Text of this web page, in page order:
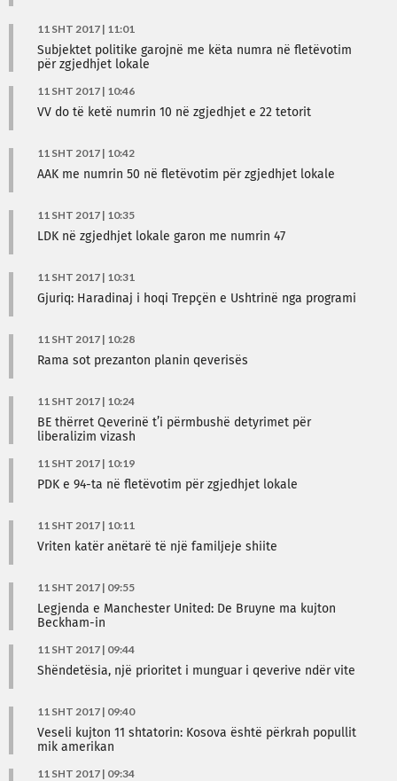
11 SHT 2017 | 11:01
Subjektet politike garojnë me këta numra në fletëvotim
për zgjedhjet lokale
11 SHT 2017 | 10:46
VV do të ketë numrin 10 në zgjedhjet e 22 tetorit
11 SHT 2017 | 10:42
AAK me numrin 50 në fletëvotim për zgjedhjet lokale
11 SHT 2017 | 10:35
LDK në zgjedhjet lokale garon me numrin 47
11 SHT 2017 | 10:31
Gjuriq: Haradinaj i hoqi Trepçën e Ushtrinë nga programi
11 SHT 2017 | 10:28
Rama sot prezanton planin qeverisës
11 SHT 2017 | 10:24
BE thërret Qeverinë t’i përmbushë detyrimet për
liberalizim vizash
11 SHT 2017 | 10:19
PDK e 94-ta në fletëvotim për zgjedhjet lokale
11 SHT 2017 | 10:11
Vriten katër anëtarë të një familjeje shiite
11 SHT 2017 | 09:55
Legjenda e Manchester United: De Bruyne ma kujton
Beckham-in
11 SHT 2017 | 09:44
Shëndetësia, një prioritet i munguar i qeverive ndër vite
11 SHT 2017 | 09:40
Veseli kujton 11 shtatorin: Kosova është përkrah popullit
mik amerikan
11 SHT 2017 | 09:34